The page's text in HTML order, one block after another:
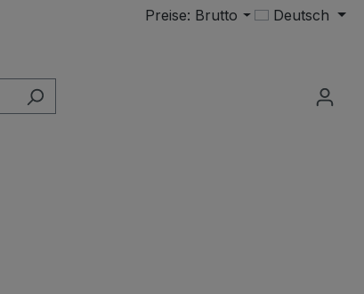
Preise: Brutto Deutsch